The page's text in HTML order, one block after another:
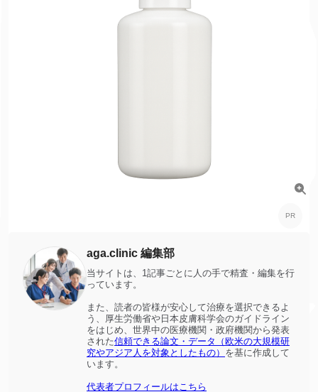
aga.clinic 編集部
当サイトは、1記事ごとに人の手で精査・編集を行
っています。
また、読者の皆様が安心して治療を選択できるよ
う、厚生労働省や日本皮膚科学会のガイドライン
をはじめ、世界中の医療機関・政府機関から発表
された信頼できる論文・データ（欧米の大規模研
究やアジア人を対象としたもの） を基に作成して
います。
代表者プロフィールはこちら